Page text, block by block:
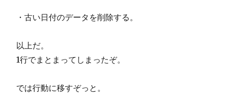
・古い日付のデータを削除する。
以上だ。
1行でまとまってしまったぞ。
では行動に移すぞっと。